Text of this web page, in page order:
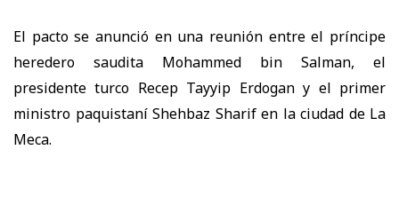
El pacto se anunció en una reunión entre el príncipe
heredero saudita Mohammed bin Salman, el
presidente turco Recep Tayyip Erdogan y el primer
ministro paquistaní Shehbaz Sharif en la ciudad de La
Meca.